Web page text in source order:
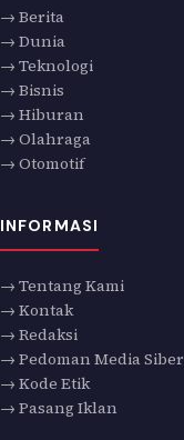
→ Berita
→ Dunia
→ Teknologi
→ Bisnis
→ Hiburan
→ Olahraga
→ Otomotif
INFORMASI
→ Tentang Kami
→ Kontak
→ Redaksi
→ Pedoman Media Siber
→ Kode Etik
→ Pasang Iklan